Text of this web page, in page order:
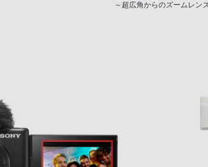
～超広角からのズームレン